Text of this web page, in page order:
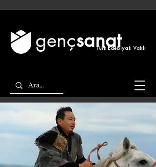
Türk Edebiyatı Vakfı
gençsanat